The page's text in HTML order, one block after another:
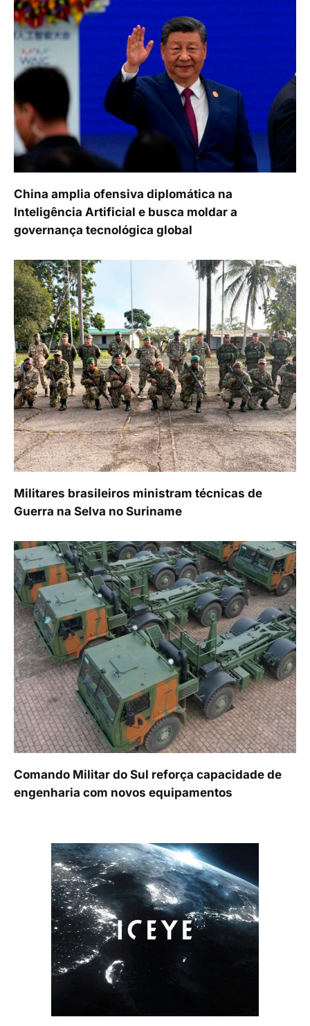
China amplia ofensiva diplomática na
Inteligência Artificial e busca moldar a
governança tecnológica global
Militares brasileiros ministram técnicas de
Guerra na Selva no Suriname
Comando Militar do Sul reforça capacidade de
engenharia com novos equipamentos